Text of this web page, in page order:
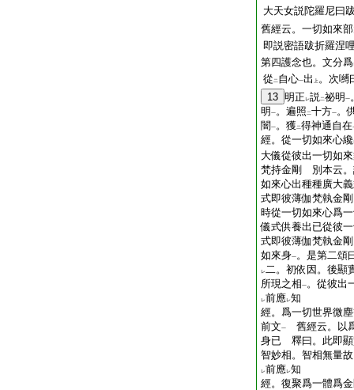
大天女説陀羅尼曰
舊經云。一切如來
即説密語跋折羅涅
第四護念也。文分爲
從 二 自心一出 上 。次嚩
13 明正 レ説二祕明 一
明 一。遍照 二十方一。
闇一。獲二得神通自在
經。從一切如來心
大儀從彼出一切如
梵持金剛 別本云。
如來心出種種廣大
式即彼薄伽梵執金
時從一切如來心爲
儀式供養出已從彼
式即彼薄伽梵執金
如來身一。是第二頌
レ二。初依因。後顯
所現之相一。從彼出
レ前應レ知
經。爲一切世界微
前文一
舊經云。以
身已 釋曰。此即顯
智妙相。智相無量
レ前應レ知
經。復聚爲一體爲